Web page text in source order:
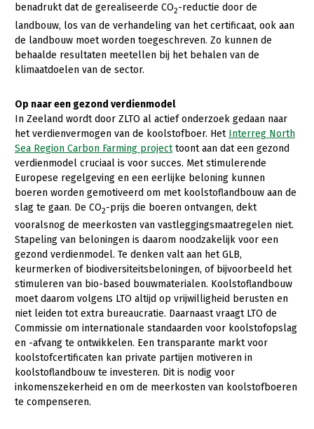
Contact
benadrukt dat de gerealiseerde CO2-reductie door de
landbouw, los van de verhandeling van het certificaat, ook aan
de landbouw moet worden toegeschreven. Zo kunnen de
behaalde resultaten meetellen bij het behalen van de
klimaatdoelen van de sector.
Op naar een gezond verdienmodel
In Zeeland wordt door ZLTO al actief onderzoek gedaan naar
het verdienvermogen van de koolstofboer. Het Interreg North
Sea Region Carbon Farming projecttoont aan dat een gezond
verdienmodel cruciaal is voor succes. Met stimulerende
Europese regelgeving en een eerlijke beloning kunnen
boeren worden gemotiveerd om met koolstoflandbouw aan de
slag te gaan. De CO2-prijs die boeren ontvangen, dekt
vooralsnog de meerkosten van vastleggingsmaatregelen niet.
Stapeling van beloningen is daarom noodzakelijk voor een
gezond verdienmodel. Te denken valt aan het GLB,
keurmerken of biodiversiteitsbeloningen, of bijvoorbeeld het
stimuleren van bio-based bouwmaterialen. Koolstoflandbouw
moet daarom volgens LTO altijd op vrijwilligheid berusten en
niet leiden tot extra bureaucratie. Daarnaast vraagt LTO de
Commissie om internationale standaarden voor koolstofopslag
en -afvang te ontwikkelen. Een transparante markt voor
koolstofcertificaten kan private partijen motiveren in
koolstoflandbouw te investeren. Dit is nodig voor
inkomenszekerheid en om de meerkosten van koolstofboeren
te compenseren.